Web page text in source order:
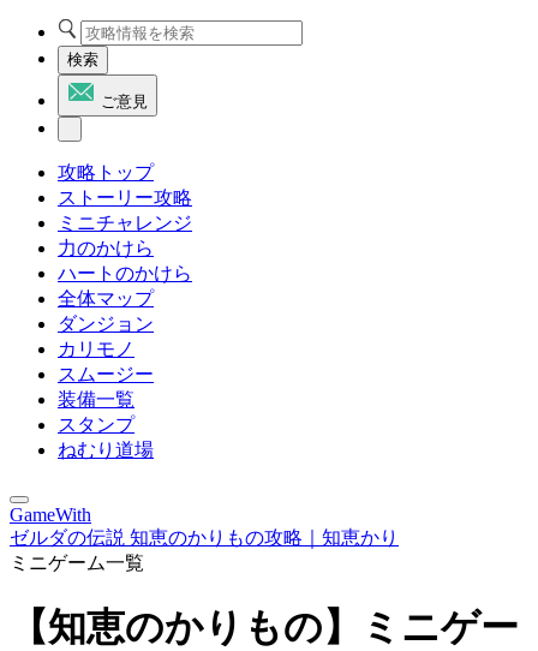
検索
ご意見
攻略トップ
ストーリー攻略
ミニチャレンジ
力のかけら
ハートのかけら
全体マップ
ダンジョン
カリモノ
スムージー
装備一覧
スタンプ
ねむり道場
GameWith
ゼルダの伝説 知恵のかりもの攻略｜知恵かり
ミニゲーム一覧
【知恵のかりもの】ミニゲー